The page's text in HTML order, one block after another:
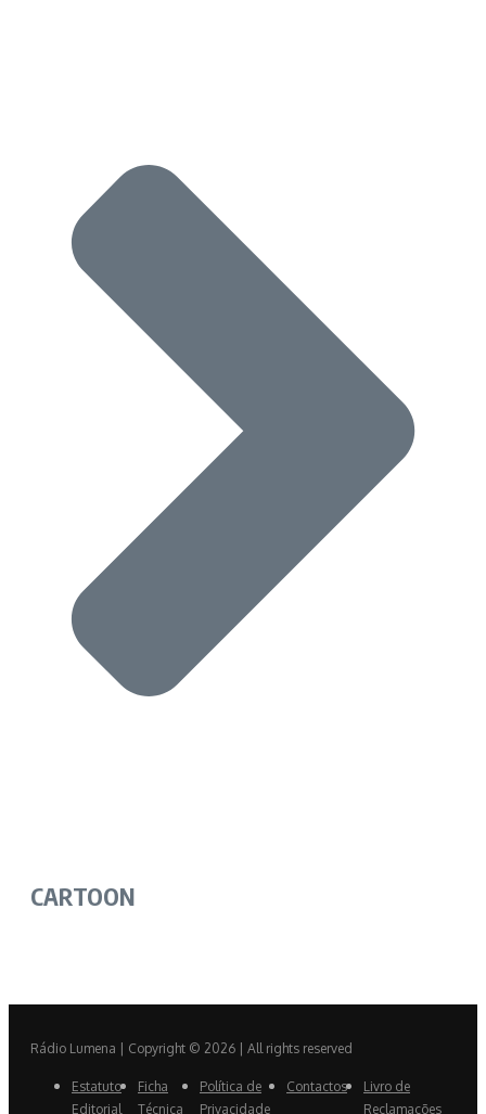
CARTOON
Rádio Lumena | Copyright © 2026 | All rights reserved
Estatuto
Editorial
Ficha
Técnica
Política de
Privacidade
Contactos
Livro de
Reclamações